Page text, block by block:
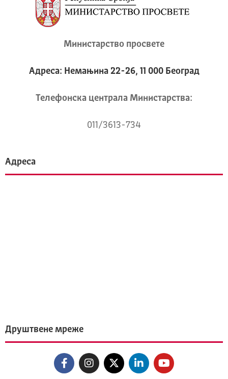
Министарство просвете
Адреса: Немањина 22-26, 11 000 Београд
Телeфонска централа Mинистарства:
011/3613-734
Адреса
Друштвене мреже